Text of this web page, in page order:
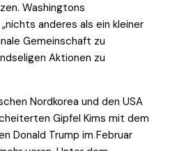
Washingtons
anderes als ein kleiner
Gemeinschaft zu
Aktionen zu
Nordkorea und den USA
Gipfel Kims mit dem
Donald Trump im Februar